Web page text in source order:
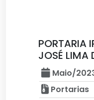
PORTARIA
JOSÉ LIMA
Maio/
Portarias